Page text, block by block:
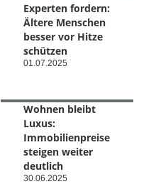
Experten fordern:
Ältere Menschen
besser vor Hitze
schützen
01.07.2025
Wohnen bleibt
Luxus:
Immobilienpreise
steigen weiter
deutlich
30.06.2025